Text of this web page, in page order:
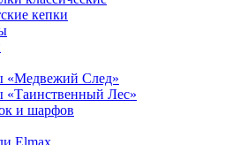
кепки
След»
Лес»
и шарфов
Elmax